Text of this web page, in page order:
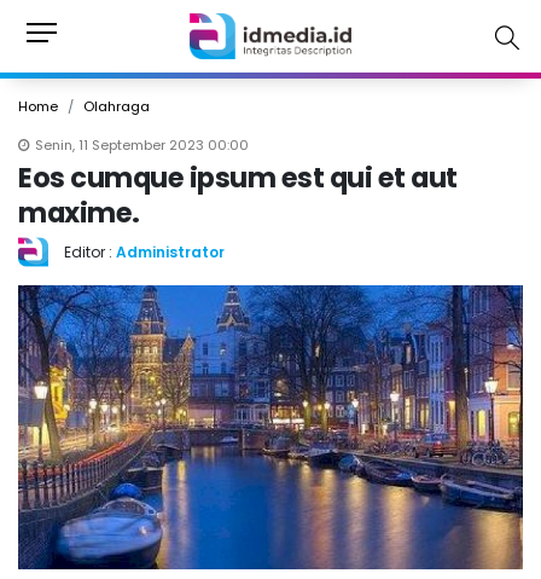
Home
Olahraga
Senin, 11 September 2023 00:00
Eos cumque ipsum est qui et aut
maxime.
Editor : Administrator